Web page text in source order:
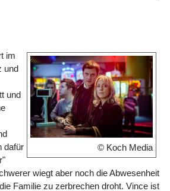
© Koch Media
im
und
und
dafür
wiegt aber noch die Abwesenheit
Familie zu zerbrechen droht. Vince ist